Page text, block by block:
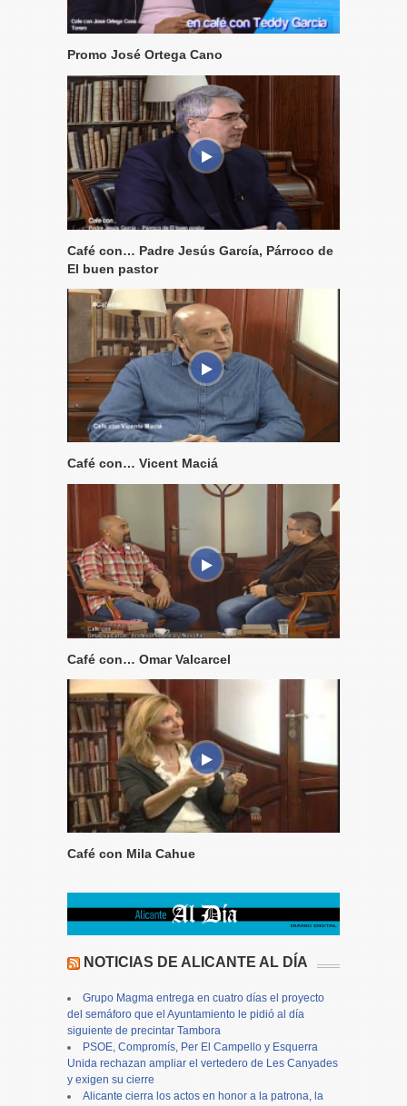
Promo José Ortega Cano
Café con… Padre Jesús García, Párroco de
El buen pastor
Café con… Vicent Maciá
Café con… Omar Valcarcel
Café con Mila Cahue
NOTICIAS DE ALICANTE AL DÍA
Grupo Magma entrega en cuatro días el proyecto
del semáforo que el Ayuntamiento le pidió al día
siguiente de precintar Tambora
PSOE, Compromís, Per El Campello y Esquerra
Unida rechazan ampliar el vertedero de Les Canyades
y exigen su cierre
Alicante cierra los actos en honor a la patrona, la